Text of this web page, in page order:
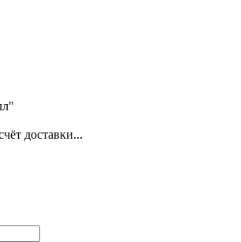
доставки...